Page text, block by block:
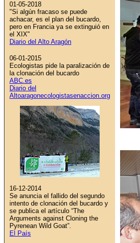
01-05-2018
"Si algún fracaso se puede
achacar, es el plan del bucardo,
pero en Francia ya se extinguió en
el XIX"
Diario del Alto Aragón
06-01-2015
Ecologistas pide la paralización de
la clonación del bucardo
ABC.es
Diario del
Altoaragonecologistasenaccion.org
16-12-2014
Se anuncia el fallido del segundo
intento de clonación del bucardo y
se publica el artículo “The
Arguments against Cloning the
Pyrenean Wild Goat”.
El País